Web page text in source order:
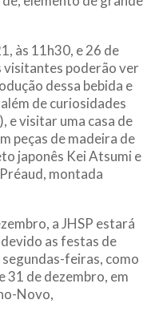
às 11h30, e 26 de
visitantes poderão ver
dessa bebida e
de curiosidades
e visitar uma casa de
peças de madeira de
japonês Kei Atsumi e
montada
a JHSP estará
as festas de
feiras, como
31 de dezembro, em
Novo,